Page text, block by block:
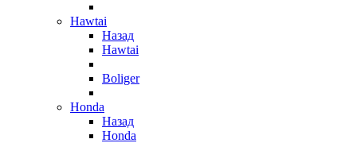
Hawtai
Назад
Hawtai
Boliger
Honda
Назад
Honda